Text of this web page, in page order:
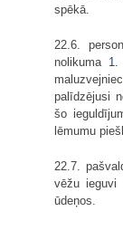
spēkā.
22.6.
nolikuma 1.
palīdzējusi
šo
lēmumu
22.7.
vēžu ieguvi
ūdeņos.